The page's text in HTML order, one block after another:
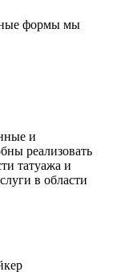
формы мы
и
реализовать
татуажа и
в области